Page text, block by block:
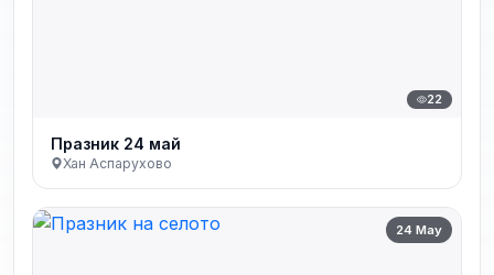
22
Празник 24 май
Хан Аспарухово
24 May